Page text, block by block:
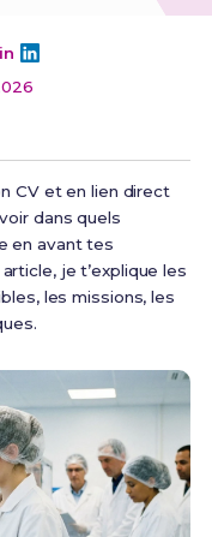
CV et en lien direct
dans quels
en avant tes
je t’explique les
les missions, les